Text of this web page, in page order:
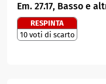
Em. 27.17, Basso e
RESPINTA
10 voti di scarto